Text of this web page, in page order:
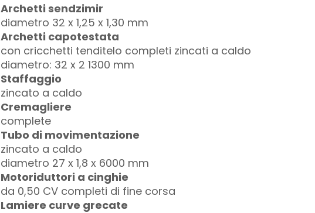
Archetti sendzimir
diametro 32 x 1,25 x 1,30 mm
Archetti capotestata
con cricchetti tenditelo completi zincati a caldo
diametro: 32 x 2 1300 mm
Staffaggio
zincato a caldo
Cremagliere
complete
Tubo di movimentazione
zincato a caldo
diametro 27 x 1,8 x 6000 mm
Motoriduttori a cinghie
da 0,50 CV completi di fine corsa
Lamiere curve grecate